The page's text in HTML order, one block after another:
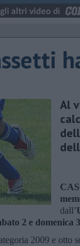
Al
dall’
2 e domenica
2009 e otto